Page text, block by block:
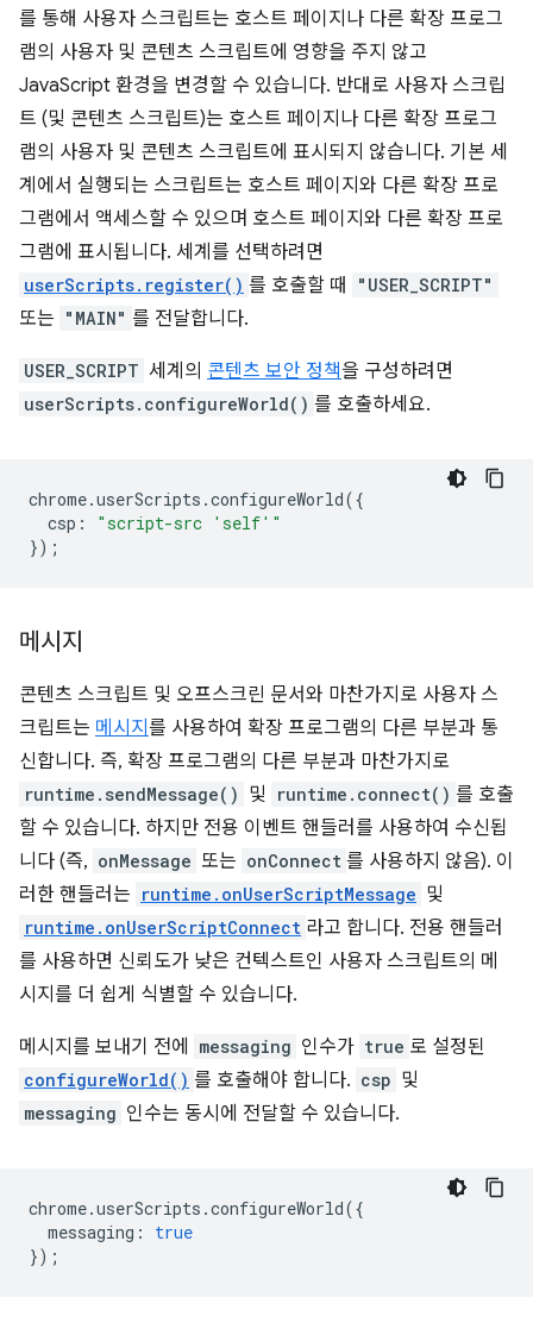
를 통해 사용자 스크립트는 호스트 페이지나 다른 확장 프로그
램의 사용자 및 콘텐츠 스크립트에 영향을 주지 않고
JavaScript 환경을 변경할 수 있습니다. 반대로 사용자 스크립
트 (및 콘텐츠 스크립트)는 호스트 페이지나 다른 확장 프로그
램의 사용자 및 콘텐츠 스크립트에 표시되지 않습니다. 기본 세
계에서 실행되는 스크립트는 호스트 페이지와 다른 확장 프로
그램에서 액세스할 수 있으며 호스트 페이지와 다른 확장 프로
그램에 표시됩니다. 세계를 선택하려면
userScripts.register() 를 호출할 때 "USER_SCRIPT"
또는 "MAIN" 를 전달합니다.
USER_SCRIPT 세계의 콘텐츠 보안 정책을 구성하려면
userScripts.configureWorld() 를 호출하세요.
chrome.userScripts .configureWorld({
csp :
"script-src 'self'"
});
메시지
콘텐츠 스크립트 및 오프스크린 문서와 마찬가지로 사용자 스
크립트는 메시지 를 사용하여 확장 프로그램의 다른 부분과 통
신합니다. 즉, 확장 프로그램의 다른 부분과 마찬가지로
runtime.sendMessage() 및 runtime.connect() 를 호출
할 수 있습니다. 하지만 전용 이벤트 핸들러를 사용하여 수신됩
니다 (즉, onMessage 또는 onConnect 를 사용하지 않음). 이
러한 핸들러는 runtime.onUserScriptMessage 및
runtime.onUserScriptConnect 라고 합니다. 전용 핸들러
를 사용하면 신뢰도가 낮은 컨텍스트인 사용자 스크립트의 메
시지를 더 쉽게 식별할 수 있습니다.
메시지를 보내기 전에 messaging 인수가 true 로 설정된
configureWorld() 를 호출해야 합니다. csp 및
messaging 인수는 동시에 전달할 수 있습니다.
chrome.userScripts .configureWorld({
messaging :
true
});